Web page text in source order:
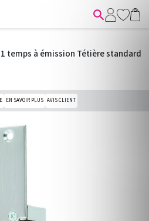

temps à émission Tétière standard
EN SAVOIR PLUS AVIS CLIENT